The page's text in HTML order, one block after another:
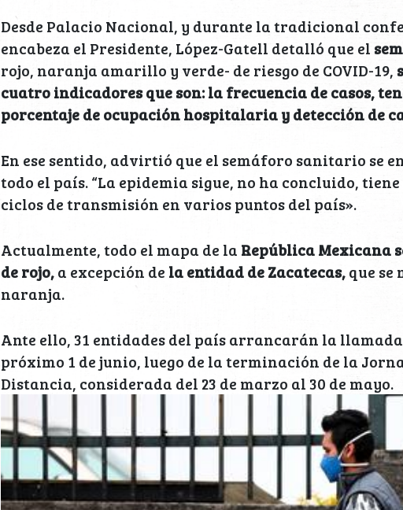
Desde Palacio Nacional, y durante la tradicional
encabeza el Presidente, López-Gatell detalló que el
rojo, naranja amarillo y verde- de riesgo de COVID-19,
cuatro indicadores que son: la frecuencia de casos,
porcentaje de ocupación hospitalaria y detección de
En ese sentido, advirtió que el semáforo sanitario se
todo el país. “La epidemia sigue, no ha concluido,
ciclos de transmisión en varios puntos del país».
Actualmente, todo el mapa de la República Mexicana
de rojo,a excepción de la entidad de Zacatecas,que se
naranja.
Ante ello, 31 entidades del país arrancarán la
próximo 1 de junio, luego de la terminación de la
Distancia, considerada del 23 de marzo al 30 de mayo.